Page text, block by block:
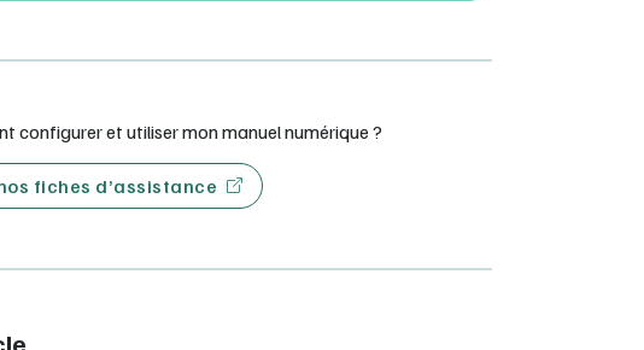
configurer et utiliser mon manuel numérique ?
fiches d’assistance